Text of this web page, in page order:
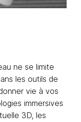
ne se limite
les outils de
vie à vos
immersives
3D, les